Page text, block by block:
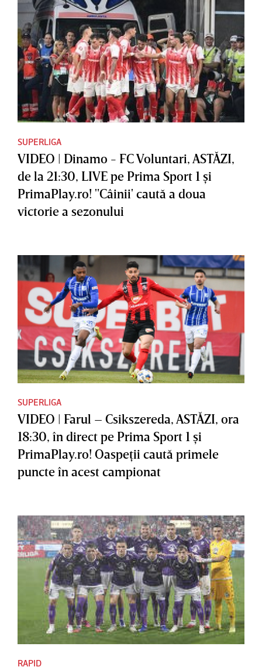
SUPERLIGA
VIDEO | Dinamo - FC Voluntari, ASTĂZI,
de la 21:30, LIVE pe Prima Sport 1 şi
PrimaPlay.ro! "Câinii' caută a doua
victorie a sezonului
SUPERLIGA
VIDEO | Farul – Csikszereda, ASTĂZI, ora
18:30, în direct pe Prima Sport 1 şi
PrimaPlay.ro! Oaspeţii caută primele
puncte în acest campionat
RAPID